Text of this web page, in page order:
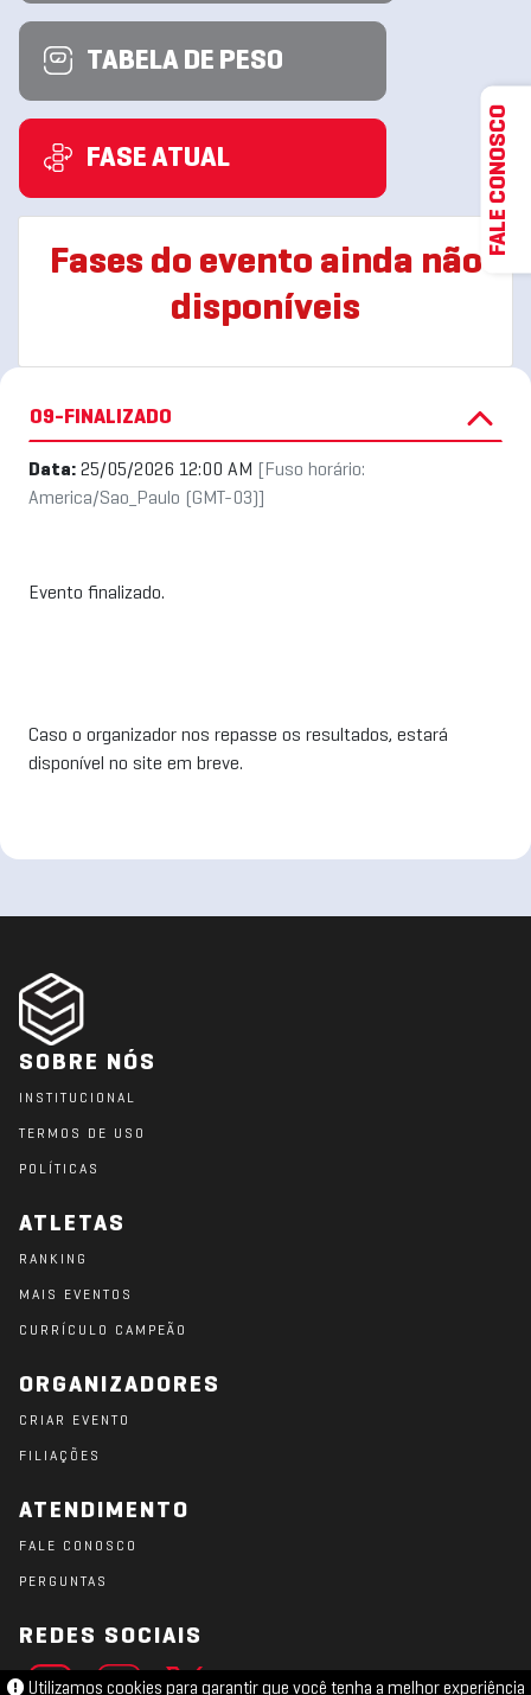
TABELA DE PESO
FASE ATUAL
Fases do evento ainda não
disponíveis
09-FINALIZADO
Data: 25/05/2026 12:00 AM
[Fuso horário:
America/Sao_Paulo (GMT-03)]
Evento finalizado.
Caso o organizador nos repasse os resultados, estará
disponível no site em breve.
SOBRE NÓS
INSTITUCIONAL
TERMOS DE USO
POLÍTICAS
ATLETAS
RANKING
MAIS EVENTOS
CURRÍCULO CAMPEÃO
ORGANIZADORES
CRIAR EVENTO
FILIAÇÕES
ATENDIMENTO
FALE CONOSCO
PERGUNTAS
REDES SOCIAIS
Utilizamos cookies para garantir que você tenha a melhor experiência
FALE CONOSCO